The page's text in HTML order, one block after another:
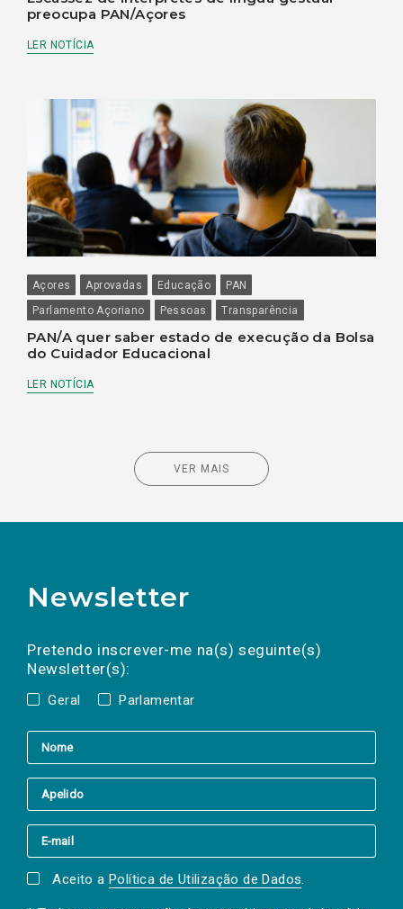
preocupa PAN/Açores
LER NOTÍCIA
Açores Aprovadas Educação
PAN
Parlamento Açoriano
Pessoas Transparência
PAN/A quer saber estado de execução da Bolsa
do Cuidador Educacional
LER NOTÍCIA
VER MAIS
Newsletter
Pretendo inscrever-me na(s) seguinte(s)
Newsletter(s):
Geral Parlamentar
a(s) newsletter(s).
mail
Aceito a Política de Utilização de Dados.